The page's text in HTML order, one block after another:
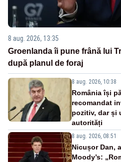
8 aug. 2026, 13:35
Groenlanda îi pune frână lui
după planul de foraj
8 aug. 2026, 10:38
România își
recomandat
pozitiv, dar și
autorități
8 aug. 2026, 08:51
Nicușor Dan,
Moody’s: